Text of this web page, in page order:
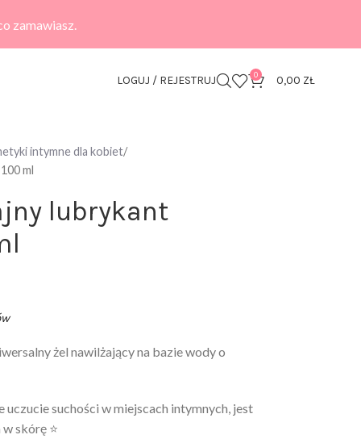
zamawiasz.
LOGUJ / REJESTRUJ 0 0,00 ZŁ
intymne dla kobiet
ml
lubrykant
żel nawilżający na bazie wody o
suchości w miejscach intymnych, jest
skórę ⭐